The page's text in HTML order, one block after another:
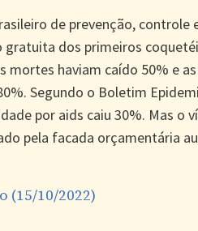
de prevenção,
gratuita dos primeiros
mortes haviam caído 50% e
Segundo o Boletim
por aids caiu 30%. Mas o
pela facada orçamentária
(15/10/2022)